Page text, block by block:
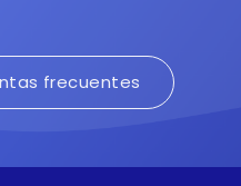
frecuentes